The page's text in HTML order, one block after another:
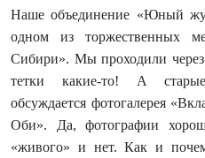
Наше объединение «Юный
одном из торжественных
Сибири». Мы проходили
тетки какие-то! А
обсуждается фотогалерея
Оби». Да, фотографии
«живого» и нет. Как и